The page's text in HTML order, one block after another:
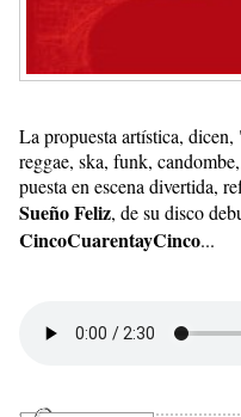
La propuesta artística,
reggae, ska, funk,
puesta en escena divertida,
Sueño Feliz, de su disco
CincoCuarentayCinco...